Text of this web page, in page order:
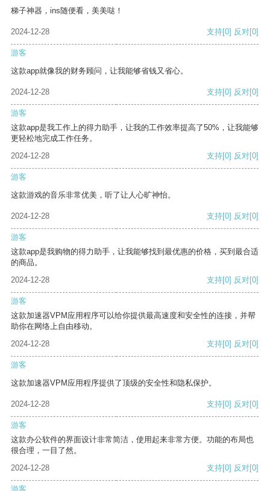
梯子神器，ins随便看，美美哒！
2024-12-28 支持[0] 反对[0]
游客
这款app就像我的财务顾问，让我能够省钱又省心。
2024-12-28 支持[0] 反对[0]
游客
这款app是我工作上的得力助手，让我的工作效率提高了50%，让我能够
更轻松地完成工作任务。
2024-12-28
支持[0] 反对[0]
游客
这款游戏的音乐非常优美，听了让人心旷神怡。
2024-12-28 支持[0] 反对[0]
游客
这款app是我购物的得力助手，让我能够找到最优惠的价格，买到最合适
的商品。
2024-12-28
支持[0] 反对[0]
游客
这款加速器VPM应用程序可以给你提供最高速度和安全性的连接，并帮
助你在网络上自由移动。
2024-12-28
支持[0] 反对[0]
游客
这款加速器VPM应用程序提供了顶级的安全性和隐私保护。
2024-12-28 支持[0] 反对[0]
游客
这款办公软件的界面设计非常简洁，使用起来非常方便。功能的布局也
很合理，一目了然。
2024-12-28
支持[0] 反对[0]
游客